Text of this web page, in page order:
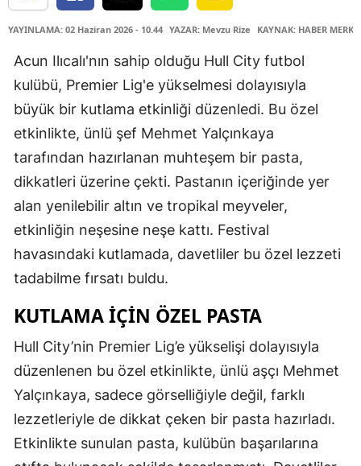
YAYINLAMA: 02 Haziran 2026 - 10.44 YAZAR: Mevzu Rize KAYNAK: HABER
Acun Ilıcalı'nın sahip olduğu Hull City futbol
kulübü, Premier Lig'e yükselmesi dolayısıyla
büyük bir kutlama etkinliği düzenledi. Bu özel
etkinlikte, ünlü şef Mehmet Yalçınkaya
tarafından hazırlanan muhteşem bir pasta,
dikkatleri üzerine çekti. Pastanın içeriğinde yer
alan yenilebilir altın ve tropikal meyveler,
etkinliğin neşesine neşe kattı. Festival
havasındaki kutlamada, davetliler bu özel lezzeti
tadabilme fırsatı buldu.
KUTLAMA İÇIN ÖZEL PASTA
Hull City’nin Premier Lig’e yükselişi dolayısıyla
düzenlenen bu özel etkinlikte, ünlü aşçı Mehmet
Yalçınkaya, sadece görselliğiyle değil, farklı
lezzetleriyle de dikkat çeken bir pasta hazırladı.
Etkinlikte sunulan pasta, kulübün başarılarına